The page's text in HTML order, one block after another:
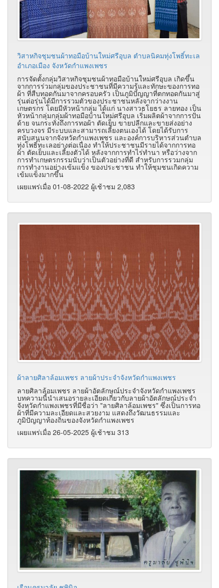
วิสาหกิจชุมชนผ้าทอมือบ้านใหม่ศรีอุบล ตำบลนิคมทุ่งโพธิ์ทะเล
อำเภอเมือง จังหวัดกำแพงเพชร
การจัดตั้งกลุ่มวิสาหกิจชุมชนผ้าทอมือบ้านใหม่ศรีอุบล เกิดขึ้น
จากการร่วมกลุ่มของประชาชนที่มีความรู้และทักษะของการทอ
ผ้า ที่สืบทอดกันมาจากครอบครัว เป็นภูมิปัญญาที่ตกทอดกันมาสู่
รุ่นต่อรุ่นได้มีการรวมตัวของประชาชนหลังจากว่างงาน
เกษตรกร โดยมีหัวหน้ากลุ่ม ได้แก่ นางสาวธโยธร ลายทอง เป็น
หัวหน้ากลุ่มกลุ่มผ้าทอมือบ้านใหม่ศรีอุบล เริ่มผลิตผ้าจากการปั่น
ด้าย จนกระทั่งถึงการทอผ้า ตัดเย็บ ขายปลีกและขายส่งอย่าง
ครบวงจร มีระบบและสามารถเลี้ยงตนเองได้ โดยได้รับการ
สนับสนุนจากจังหวัดกำแพงเพชร และองค์การบริหารส่วนตำบล
ทุ่งโพธิ์ทะเลอย่างต่อเนื่อง ทำให้ประชาชนมีรายได้จากการทอ
ผ้า ตัดเย็บและเลี้ยงตัวได้ หลังจากการทำไร่ทำนา หรือว่างจาก
การทำเกษตรกรรมนับว่าเป็นตัวอย่างที่ดี สำหรับการรวมกลุ่ม
การทำงานอย่างเข้มแข็ง ของประชาชน ทำให้ชุมชนเกิดความ
เข้มแข็งมากขึ้น
เผยแพร่เมื่อ 01-08-2022 ผู้เช้าชม 2,083
ผ้าลายศิลาล้อมเพชร ลายผ้าประจำจังหวัดกำแพงเพชร
ลายศิลาล้อมเพชร ลายผ้าอัตลักษณ์ประจำจังหวัดกำแพงเพชร
บทความนี้นำเสนอรายละเอียดเกี่ยวกับลายผ้าอัตลักษณ์ประจำ
จังหวัดกำแพงเพชรที่มีชื่อว่า "ลายศิลาล้อมเพชร" ซึ่งเป็นการทอ
ผ้าที่มีความละเอียดและสวยงาม แสดงถึงวัฒนธรรมและ
ภูมิปัญญาท้องถิ่นของจังหวัดกำแพงเพชร
เผยแพร่เมื่อ 26-05-2025 ผู้เช้าชม 313